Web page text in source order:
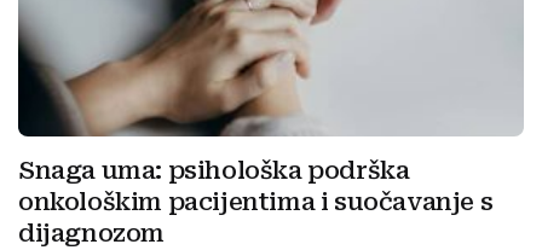
Snaga uma: psihološka podrška
onkološkim pacijentima i suočavanje s
dijagnozom